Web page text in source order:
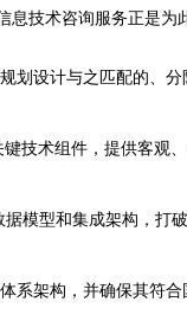
技术咨询服务正是为
划设计与之匹配的、
技术组件，提供客观
模型和集成架构，打
系架构，并确保其符